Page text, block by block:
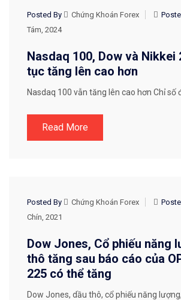
Posted By Chứng Khoán Forex
Tám, 2024
Nasdaq 100, Dow và Nikkei
tục tăng lên cao hơn
Nasdaq 100 vẫn tăng lên cao hơn ​Chỉ số
Read More
CHIẾN LƯỢC GIAO DỊCH
Posted By Chứng Khoán Forex
Chín, 2021
Dow Jones, Cổ phiếu năng
thô tăng sau báo cáo của
225 có thể tăng
Dow Jones, dầu thô, cổ phiếu năng